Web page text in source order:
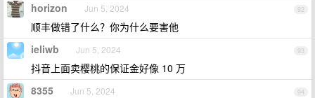
92
horizon Jun 5, 2024
顺丰做错了什么？你为什么要害他
93
ieliwb Jun 5, 2024
抖音上面卖樱桃的保证金好像 10 万
94
8355 Jun 5, 2024